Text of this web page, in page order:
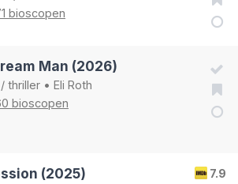
bioscopen
Man (2026)
/ thriller • Eli Roth
bioscopen
7.9
(2025)